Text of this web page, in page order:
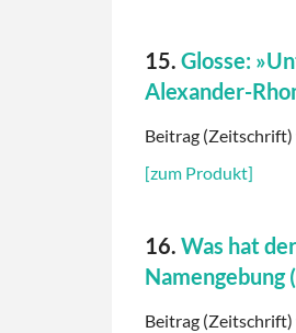
15. Glosse:
Alexander-
Beitrag (Zeitschrift)
[zum Produkt]
16. Was hat
Beitrag (Zeitschrift)